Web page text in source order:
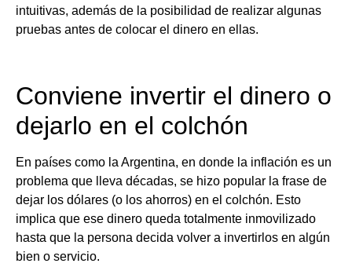
intuitivas, además de la posibilidad de realizar algunas
pruebas antes de colocar el dinero en ellas.
Conviene invertir el dinero o
dejarlo en el colchón
En países como la Argentina, en donde la inflación es un
problema que lleva décadas, se hizo popular la frase de
dejar los dólares (o los ahorros) en el colchón. Esto
implica que ese dinero queda totalmente inmovilizado
hasta que la persona decida volver a invertirlos en algún
bien o servicio.